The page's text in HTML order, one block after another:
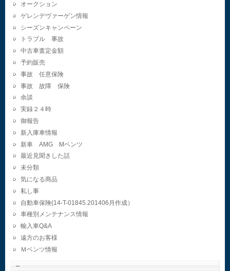
オークション
ゲレンデヴァーゲン情報
シーズンキャンペーン
トラブル 事故
中古車査定金額
予約販売
事故 任意保険
事故 故障 保険
余談
実録２４時
御報告
新入庫車情報
新車 AMG Mベンツ
最近見聞きした話
未分類
気になる商品
私し事
自動車保険(14-T-01845.201406月作成）
車種別メンテナンス情報
輸入車Q&A
遠方のお客様
Ｍベンツ情報
–